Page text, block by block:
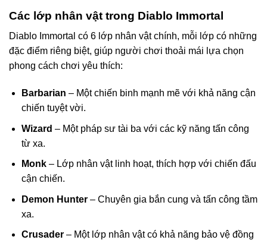
Các lớp nhân vật trong Diablo Immortal
Diablo Immortal có 6 lớp nhân vật chính, mỗi lớp có những
đặc điểm riêng biệt, giúp người chơi thoải mái lựa chọn
phong cách chơi yêu thích:
Barbarian – Một chiến binh mạnh mẽ với khả năng cận
chiến tuyệt vời.
Wizard – Một pháp sư tài ba với các kỹ năng tấn công
từ xa.
Monk– Lớp nhân vật linh hoạt, thích hợp với chiến đấu
cận chiến.
Demon Hunter– Chuyên gia bắn cung và tấn công tầm
xa.
Crusader– Một lớp nhân vật có khả năng bảo vệ đồng